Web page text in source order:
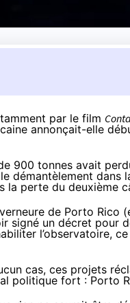
par le film
annonçait-elle
900 tonnes avait
démantèlement
la perte du deuxième
de Porto Rico
signé un décret pour
l’observatoire,
cas, ces projets
politique fort : Porto